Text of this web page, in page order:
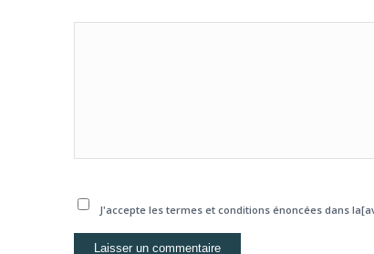
J'accepte les termes et conditions énoncées dans